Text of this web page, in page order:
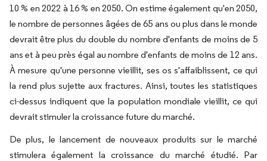
10 % en 2022 à 16 % en 2050. On estime également qu'en 2050,
le nombre de personnes âgées de 65 ans ou plus dans le monde
devrait être plus du double du nombre d'enfants de moins de 5
ans et à peu près égal au nombre d'enfants de moins de 12 ans.
À mesure qu'une personne vieillit, ses os s'affaiblissent, ce qui
la rend plus sujette aux fractures. Ainsi, toutes les statistiques
ci-dessus indiquent que la population mondiale vieillit, ce qui
devrait stimuler la croissance future du marché.
De plus, le lancement de nouveaux produits sur le marché
stimulera également la croissance du marché étudié. Par